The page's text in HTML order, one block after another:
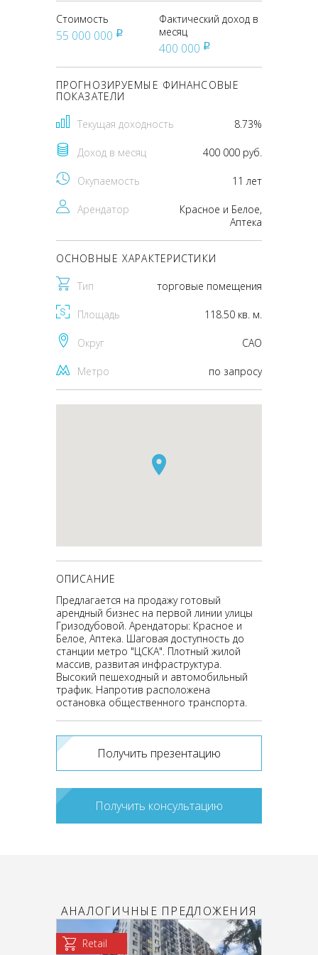
Стоимость
55 000 000 pуб
Фактический доход в
месяц
400 000 pуб
ПРОГНОЗИРУЕМЫЕ ФИНАНСОВЫЕ
ПОКАЗАТЕЛИ
Текущая доходность 8.73%
Доход в месяц 400 000 руб.
Окупаемость 11 лет
Арендатор
Красное и Белое,
Аптека
ОСНОВНЫЕ ХАРАКТЕРИСТИКИ
Тип торговые помещения
Площадь 118.50 кв. м.
Округ CАО
Метро по запросу
ОПИСАНИЕ
Предлагается на продажу готовый
арендный бизнес на первой линии улицы
Гризодубовой. Арендаторы: Красное и
Белое, Аптека. Шаговая доступность до
станции метро "ЦСКА". Плотный жилой
массив, развитая инфраструктура.
Высокий пешеходный и автомобильный
трафик. Напротив расположена
остановка общественного транспорта.
Получить презентацию
Получить консультацию
АНАЛОГИЧНЫЕ ПРЕДЛОЖЕНИЯ
Retail